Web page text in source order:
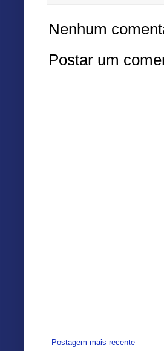
Nenhum
Postar um
Postagem mais recente